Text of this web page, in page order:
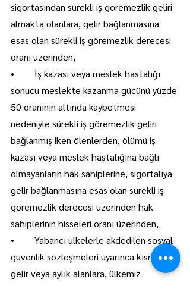
sigortasından sürekli iş göremezlik geliri
almakta olanlara, gelir bağlanmasına
esas olan sürekli iş göremezlik derecesi
oranı üzerinden,
•	İş kazası veya meslek hastalığı
sonucu meslekte kazanma gücünü yüzde
50 oranının altında kaybetmesi
nedeniyle sürekli iş göremezlik geliri
bağlanmış iken ölenlerden, ölümü iş
kazası veya meslek hastalığına bağlı
olmayanların hak sahiplerine, sigortalıya
gelir bağlanmasına esas olan sürekli iş
göremezlik derecesi üzerinden hak
sahiplerinin hisseleri oranı üzerinden,
•	Yabancı ülkelerle akdedilen sosyal
güvenlik sözleşmeleri uyarınca kısmi
gelir veya aylık alanlara, ülkemiz